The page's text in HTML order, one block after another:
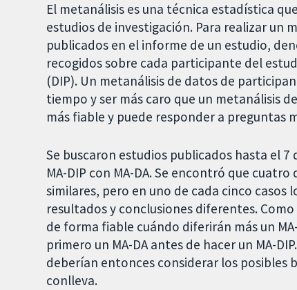
El metanálisis es una técnica estadística
estudios de investigación. Para realizar un
publicados en el informe de un estudio,
recogidos sobre cada participante del
(DIP). Un metanálisis de datos de
tiempo y ser más caro que un metanálisis
más fiable y puede responder a preguntas
Se buscaron estudios publicados hasta el
MA-DIP con MA-DA. Se encontró que
similares, pero en uno de cada cinco
resultados y conclusiones diferentes.
de forma fiable cuándo diferirán más un
primero un MA-DA antes de hacer un MA-
deberían entonces considerar los posibles
conlleva.